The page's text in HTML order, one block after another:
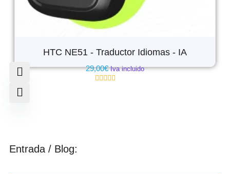
HTC NE51 - Traductor Idiomas - IA
29,00€ Iva incluido
Entrada / Blog: